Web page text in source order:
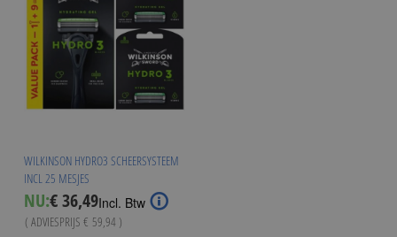
WILKINSON HYDRO3 SCHEERSYSTEEM
INCL 25 MESJES
NU:Special
Price
€ 36,49Incl. Btw
( ADVIESPRIJS € 59,94 )